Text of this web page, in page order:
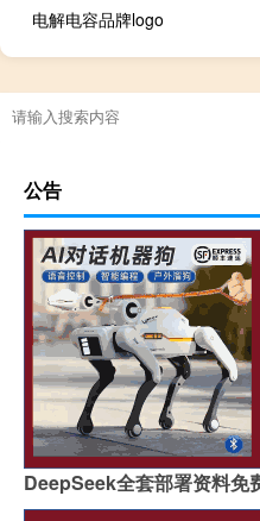
电解电容品牌logo
公告
DeepSeek全套部署资料免